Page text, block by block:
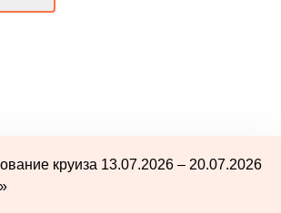
круиза 13.07.2026 – 20.07.2026